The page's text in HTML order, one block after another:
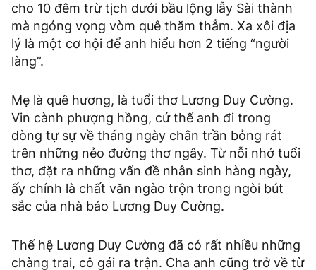
cho 10 đêm trừ tịch dưới bầu lộng lẫy Sài thành
mà ngóng vọng vòm quê thăm thẳm. Xa xôi địa
lý là một cơ hội để anh hiểu hơn 2 tiếng “người
làng”.
Mẹ là quê hương, là tuổi thơ Lương Duy Cường.
Vin cành phượng hồng, cứ thế anh đi trong
dòng tự sự về tháng ngày chân trần bỏng rát
trên những nẻo đường thơ ngây. Từ nỗi nhớ tuổi
thơ, đặt ra những vấn đề nhân sinh hàng ngày,
ấy chính là chất văn ngào trộn trong ngòi bút
sắc của nhà báo Lương Duy Cường.
Thế hệ Lương Duy Cường đã có rất nhiều những
chàng trai, cô gái ra trận. Cha anh cũng trở về từ